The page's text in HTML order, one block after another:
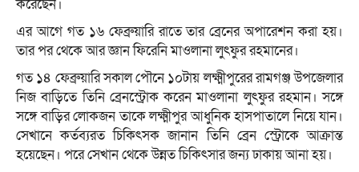
করেছেন।
এর আগে গত ১৬ ফেব্রুয়ারি রাতে তার ব্রেনের অপারেশন করা হয়।
তার পর থেকে আর জ্ঞান ফিরেনি মাওলানা লুৎফুর রহমানের।
গত ১৪ ফেব্রুয়ারি সকাল পৌনে ১০টায় লক্ষ্মীপুরের রামগঞ্জ উপজেলার
নিজ বাড়িতে তিনি ব্রেনস্ট্রোক করেন মাওলানা লুৎফুর রহমান। সঙ্গে
সঙ্গে বাড়ির লোকজন তাকে লক্ষ্মীপুর আধুনিক হাসপাতালে নিয়ে যান।
সেখানে কর্তব্যরত চিকিৎসক জানান তিনি ব্রেন স্ট্রোকে আক্রান্ত
হয়েছেন। পরে সেখান থেকে উন্নত চিকিৎসার জন্য ঢাকায় আনা হয়।